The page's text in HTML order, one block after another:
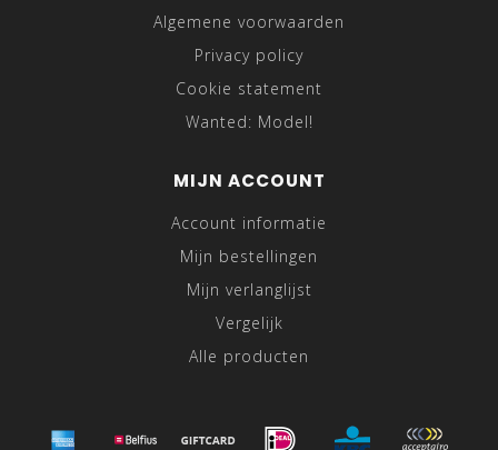
Algemene voorwaarden
Privacy policy
Cookie statement
Wanted: Model!
MIJN ACCOUNT
Account informatie
Mijn bestellingen
Mijn verlanglijst
Vergelijk
Alle producten